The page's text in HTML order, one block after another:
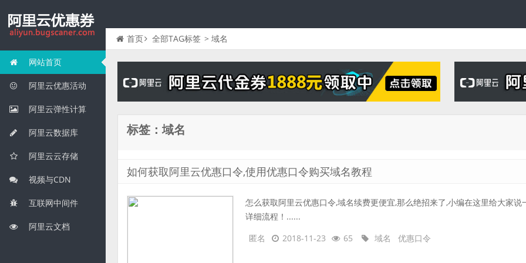
网站首页
阿里云优惠活动
阿里云弹性计算
阿里云数据库
阿里云云存储
视频与CDN
互联网中间件
阿里云文档
首页 全部TAG标签 > 域名
标签：域名
如何获取阿里云优惠口令,使用优惠口令购买域名教程
怎么获取阿里云优惠口令,域名续费更便宜,那么绝招来了,小编在这里给大家说
详细流程！......
匿名
2018-11-23 65 域名 优惠口令